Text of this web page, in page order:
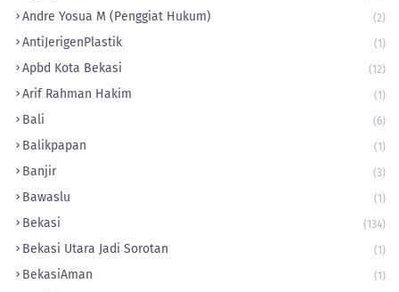
Andre Yosua M (Penggiat Hukum) (2)
AntiJerigenPlastik (1)
Apbd Kota Bekasi (12)
Arif Rahman Hakim (1)
Bali (6)
Balikpapan (1)
Banjir (3)
Bawaslu (1)
Bekasi (134)
Bekasi Utara Jadi Sorotan (1)
BekasiAman (1)